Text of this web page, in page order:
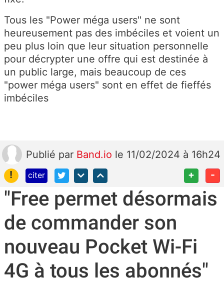
Tous les "Power méga users" ne sont
heureusement pas des imbéciles et voient un
peu plus loin que leur situation personnelle
pour décrypter une offre qui est destinée à
un public large, mais beaucoup de ces
"power méga users" sont en effet de fieffés
imbéciles
Publié par Band.io le 11/02/2024 à 16h24
!
citer + -
"Free permet désormais
de commander son
nouveau Pocket Wi-Fi
4G à tous les abonnés"